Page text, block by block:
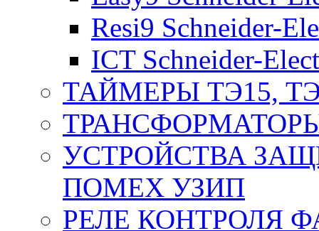
Resi9 Schneider-
ICT Schneider-
ТАЙМЕРЫ ТЭ15,
УСТРОЙСТВА
ПОМЕХ УЗИП
РЕЛЕ КОНТРОЛЯ